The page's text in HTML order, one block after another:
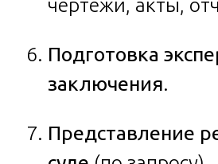
Подготовка
заключения.
Представление